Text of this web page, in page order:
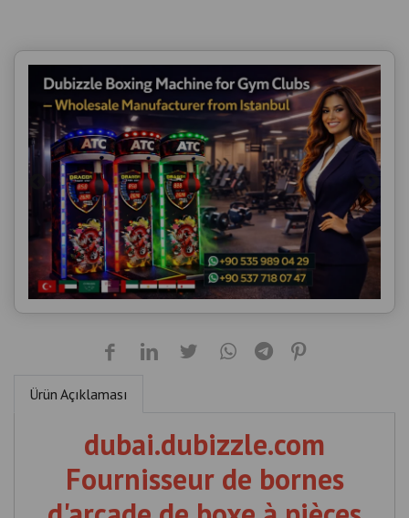
Ürün Açıklaması
dubai.dubizzle.com
Fournisseur de bornes